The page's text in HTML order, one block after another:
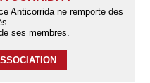
Anticorrida ne remporte des
ses membres.